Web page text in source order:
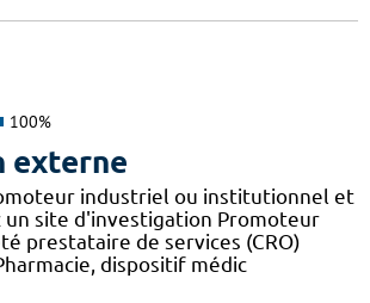
100%
externe
industriel ou institutionnel et
un site d'investigation Promoteur
prestataire de services (CRO)
dispositif médic